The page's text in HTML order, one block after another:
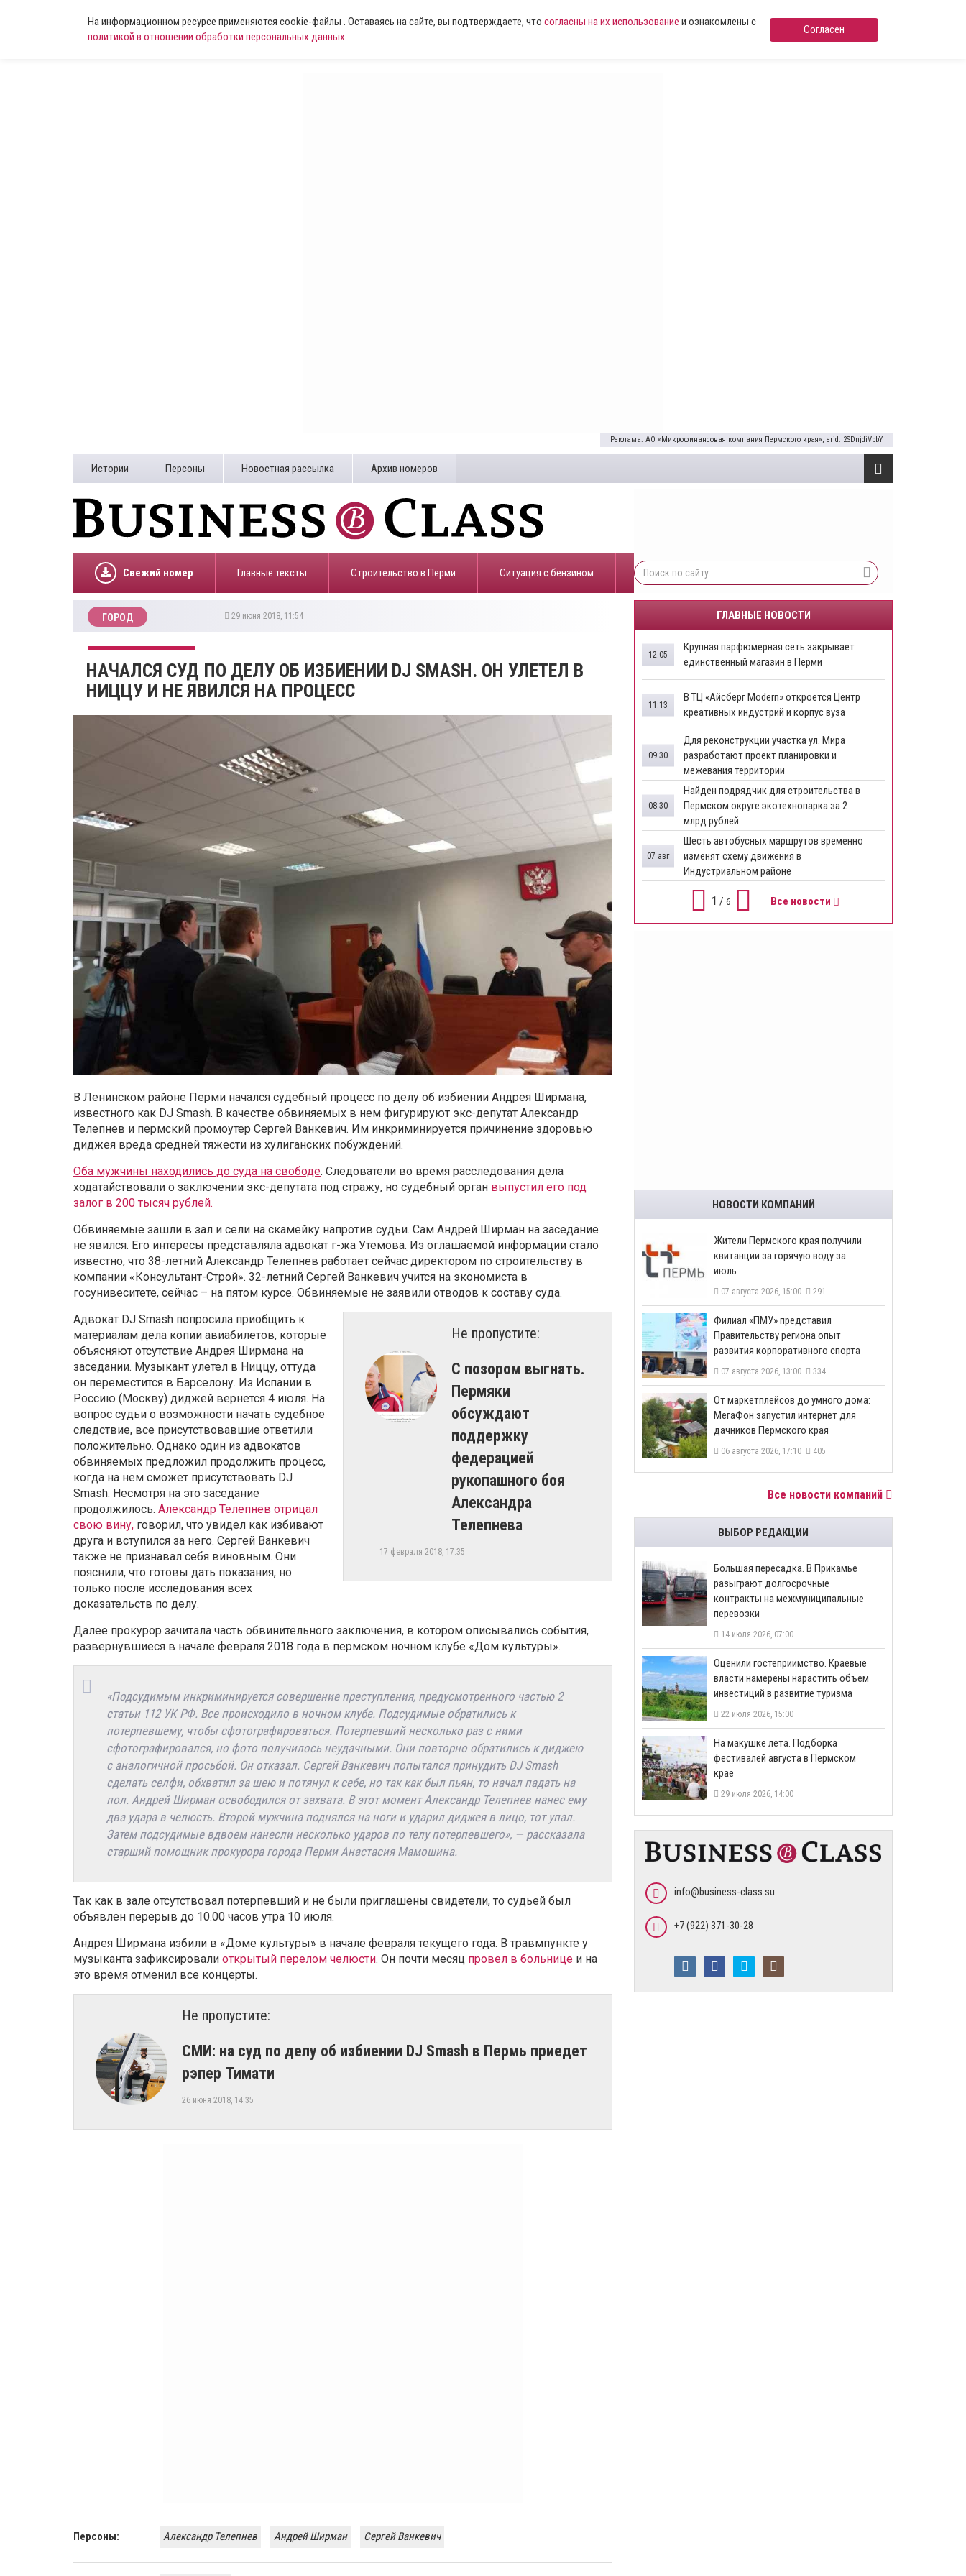
На информационном ресурсе применяются cookie-файлы . Оставаясь на сайте, вы подтверждаете, что согласны на их использование и ознакомлены с
политикой в отношении обработки персональных данных
Согласен
Реклама: АО «Микрофинансовая компания Пермского края», erid: 2SDnjdiVbbY
Истории Персоны Новостная рассылка Архив номеров
Свежий номер Главные тексты Строительство в Перми ​Ситуация с бензином
ГОРОД 29 июня 2018, 11:54
НАЧАЛСЯ СУД ПО ДЕЛУ ОБ ИЗБИЕНИИ DJ SMASH. ОН УЛЕТЕЛ В
НИЦЦУ И НЕ ЯВИЛСЯ НА ПРОЦЕСС
В Ленинском районе Перми начался судебный процесс по делу об избиении Андрея Ширмана,
известного как DJ Smash. В качестве обвиняемых в нем фигурируют экс-депутат Александр
Телепнев и пермский промоутер Сергей Ванкевич. Им инкриминируется причинение здоровью
диджея вреда средней тяжести из хулиганских побуждений.
Оба мужчины находились до суда на свободе. Следователи во время расследования дела
ходатайствовали о заключении экс-депутата под стражу, но судебный орган выпустил его под
залог в 200 тысяч рублей.
Обвиняемые зашли в зал и сели на скамейку напротив судьи. Сам Андрей Ширман на заседание
не явился. Его интересы представляла адвокат г-жа Утемова. Из оглашаемой информации стало
известно, что 38-летний Александр Телепнев работает сейчас директором по строительству в
компании «Консультант-Строй». 32-летний Сергей Ванкевич учится на экономиста в
госунивеситете, сейчас – на пятом курсе. Обвиняемые не заявили отводов к составу суда.
Не пропустите:
С позором выгнать.
Пермяки
обсуждают
поддержку
федерацией
рукопашного боя
Александра
Телепнева
17 февраля 2018, 17:35
Адвокат DJ Smash попросила приобщить к
материалам дела копии авиабилетов, которые
объясняют отсутствие Андрея Ширмана на
заседании. Музыкант улетел в Ниццу, оттуда
он переместится в Барселону. Из Испании в
Россию (Москву) диджей вернется 4 июля. На
вопрос судьи о возможности начать судебное
следствие, все присутствовавшие ответили
положительно. Однако один из адвокатов
обвиняемых предложил продолжить процесс,
когда на нем сможет присутствовать DJ
Smash. Несмотря на это заседание
продолжилось. Александр Телепнев отрицал
свою вину, говорил, что увидел как избивают
друга и вступился за него. Сергей Ванкевич
также не признавал себя виновным. Они
пояснили, что готовы дать показания, но
только после исследования всех
доказательств по делу.
Далее прокурор зачитала часть обвинительного заключения, в котором описывались события,
развернувшиеся в начале февраля 2018 года в пермском ночном клубе «Дом культуры».
«Подсудимым инкриминируется совершение преступления, предусмотренного частью 2
статьи 112 УК РФ. Все происходило в ночном клубе. Подсудимые обратились к
потерпевшему, чтобы сфотографироваться. Потерпевший несколько раз с ними
сфотографировался, но фото получилось неудачными. Они повторно обратились к диджею
с аналогичной просьбой. Он отказал. Сергей Ванкевич попытался принудить DJ Smash
сделать селфи, обхватил за шею и потянул к себе, но так как был пьян, то начал падать на
пол. Андрей Ширман освободился от захвата. В этот момент Александр Телепнев нанес ему
два удара в челюсть. Второй мужчина поднялся на ноги и ударил диджея в лицо, тот упал.
Затем подсудимые вдвоем нанесли несколько ударов по телу потерпевшего», — рассказала
старший помощник прокурора города Перми Анастасия Мамошина.
Так как в зале отсутствовал потерпевший и не были приглашены свидетели, то судьей был
объявлен перерыв до 10.00 часов утра 10 июля.
Андрея Ширмана избили в «Доме культуры» в начале февраля текущего года. В травмпункте у
музыканта зафиксировали открытый перелом челюсти. Он почти месяц провел в больнице и на
это время отменил все концерты.
Не пропустите:
СМИ: на суд по делу об избиении DJ Smash​ в Пермь приедет
рэпер Тимати
26 июня 2018, 14:35
Персоны: Александр Телепнев Андрей Ширман ​Сергей Ванкевич
ГЛАВНЫЕ НОВОСТИ
​Крупная парфюмерная сеть закрывает
единственный магазин в Перми
12:05
​В ТЦ «Айсберг Modern» откроется Центр
креативных индустрий и корпус вуза
11:13
Для реконструкции участка ул. Мира
разработают проект планировки и
межевания территории
09:30
Найден подрядчик для строительства в
Пермском округе экотехнопарка за 2
млрд рублей
08:30
Шесть автобусных маршрутов временно
изменят схему движения в
Индустриальном районе
07 авг
1 / 6 Все новости
НОВОСТИ КОМПАНИЙ
​Жители Пермского края получили
квитанции за горячую воду за
июль
07 августа 2026, 15:00 291
​Филиал «ПМУ» представил
Правительству региона опыт
развития корпоративного спорта
07 августа 2026, 13:00 334
От маркетплейсов до умного дома:
МегаФон запустил интернет для
дачников Пермского края
06 августа 2026, 17:10 405
Все новости компаний
ВЫБОР РЕДАКЦИИ
Большая пересадка. В Прикамье
разыграют долгосрочные
контракты на межмуниципальные
перевозки
14 июля 2026, 07:00
Оценили гостеприимство. Краевые
власти намерены нарастить объем
инвестиций в развитие туризма
22 июля 2026, 15:00
На макушке лета. Подборка
фестивалей августа в Пермском
крае
29 июля 2026, 14:00
info@business-class.su
+7 (922) 371-30-28